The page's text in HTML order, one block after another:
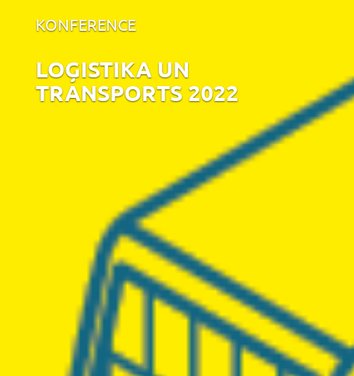
KONFERENCE
LOĢISTIKA UN
TRANSPORTS 2022